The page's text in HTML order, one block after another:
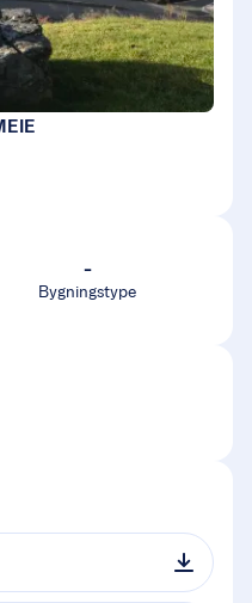
-
Bygningstype